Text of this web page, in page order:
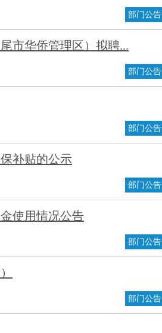
部门公告
市华侨管理区）拟聘...
部门公告
部门公告
补贴的公示
部门公告
使用情况公告
部门公告
部门公告